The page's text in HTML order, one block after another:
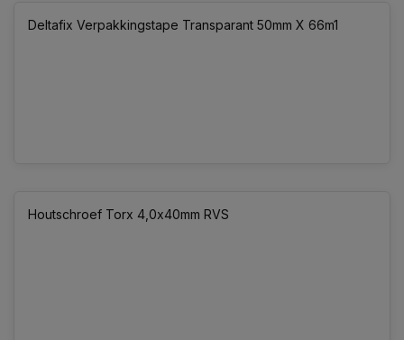
Deltafix Verpakkingstape Transparant 50mm X 66m1
Houtschroef Torx 4,0x40mm RVS